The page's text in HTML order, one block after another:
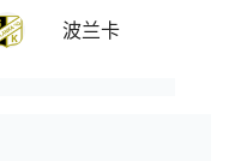
波兰卡